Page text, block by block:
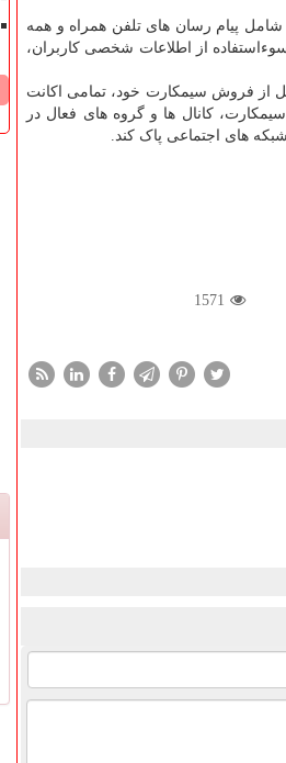
شامل پیام رسان های تلفن همراه و همه
از اطلاعات شخصی کاربران،
از فروش سیمکارت خود، تمامی اکانت
کانال ها و گروه های فعال در
های اجتماعی پاک کند.
1571